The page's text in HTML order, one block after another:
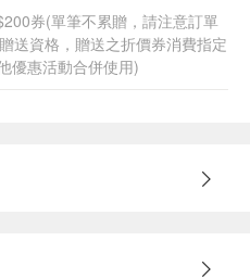
券(單筆不累贈，請注意訂單
送資格，贈送之折價券消費指定
優惠活動合併使用)